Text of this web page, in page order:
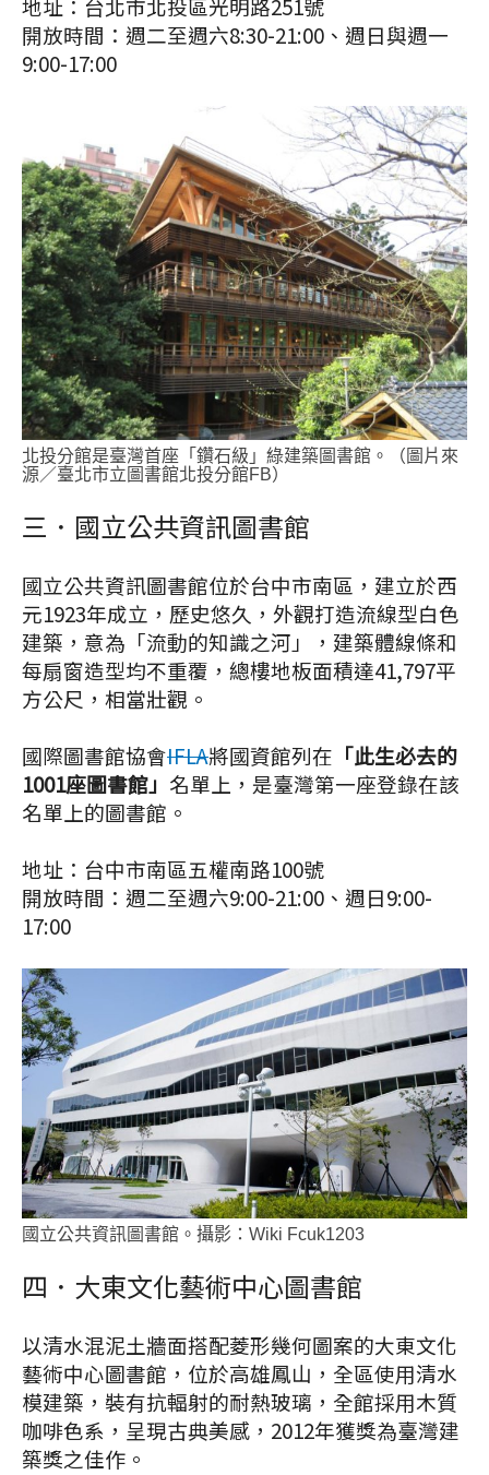
開放時間：週二至週六8:30-21:00、週日與週一
9:00-17:00
北投分館是臺灣首座「鑽石級」綠建築圖書館。（圖片來
源／臺北市立圖書館北投分館FB）
三．國立公共資訊圖書館
國立公共資訊圖書館位於台中市南區，建立於西
元1923年成立，歷史悠久，外觀打造流線型白色
建築，意為「流動的知識之河」，建築體線條和
每扇窗造型均不重覆，總樓地板面積達41,797平
方公尺，相當壯觀。
國際圖書館協會IFLA將國資館列在 「此生必去的
1001座圖書館」 名單上，是臺灣第一座登錄在該
名單上的圖書館。
地址：台中市南區五權南路100號
開放時間：週二至週六9:00-21:00、週日9:00-
17:00
國立公共資訊圖書館。攝影：Wiki Fcuk1203
四．大東文化藝術中心圖書館
以清水混泥土牆面搭配菱形幾何圖案的大東文化
藝術中心圖書館，位於高雄鳳山，全區使用清水
模建築，裝有抗輻射的耐熱玻璃，全館採用木質
咖啡色系，呈現古典美感，2012年獲獎為臺灣建
築獎之佳作。